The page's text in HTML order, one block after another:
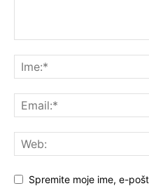
Spremite moje ime, e-